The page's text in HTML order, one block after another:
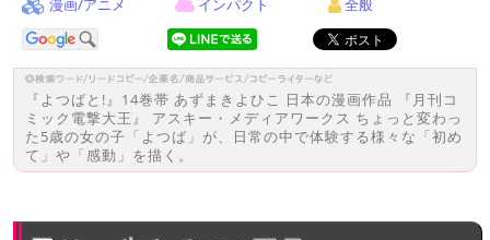
漫画/アニメ インパクト 全般
『よつばと!』14巻帯 あずまきよひこ 日本の漫画作品 『月刊コ
ミック電撃大王』 アスキー・メディアワークス ちょっと変わっ
た5歳の女の子「よつば」が、日常の中で体験する様々な「初め
て」や「感動」を描く。